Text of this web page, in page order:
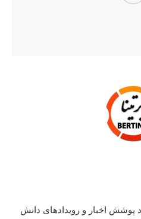
پوشش اخبار و رویدادهای دانش